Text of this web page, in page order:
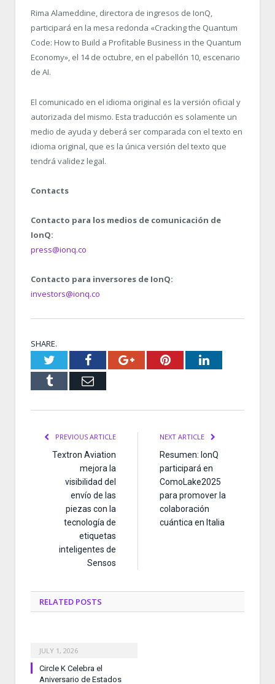
Rima Alameddine, directora de ingresos de IonQ,
participará en la mesa redonda «Cracking the Quantum
Code: How to Build a Profitable Business in the Quantum
Economy», el 14 de octubre, en el pabellón 10, escenario
de AI.
El comunicado en el idioma original es la versión oficial y
autorizada del mismo. Esta traducción es solamente un
medio de ayuda y deberá ser comparada con el texto en
idioma original, que es la única versión del texto que
tendrá validez legal.
Contacts
Contacto para los medios de comunicación de
IonQ:
press@ionq.co
Contacto para inversores de IonQ:
investors@ionq.co
SHARE.
TwitterFacebookGoogle+PinterestLinkedIn
Tumblr Email
PREVIOUS ARTICLE
Textron Aviation
mejora la
visibilidad del
envío de las
piezas con la
tecnología de
etiquetas
inteligentes de
Sensos
NEXT ARTICLE
Resumen: IonQ
participará en
ComoLake2025
para promover la
colaboración
cuántica en Italia
RELATED POSTS
JULY 1, 2026
Circle K Celebra el
Aniversario de Estados